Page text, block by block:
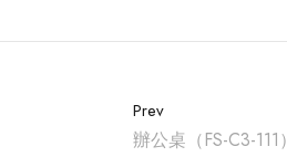
Prev
辦公桌（FS-C3-111）